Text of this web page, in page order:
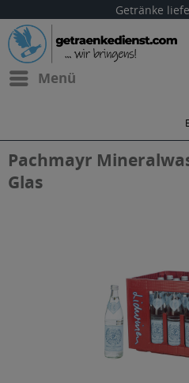
Getränke
Menü
Pachmayr
Glas